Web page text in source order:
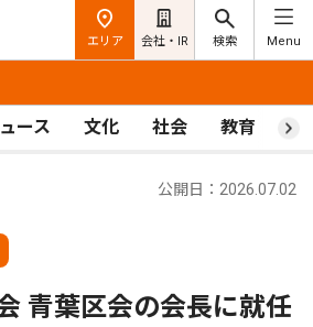
エリア 会社・IR 検索 Menu
ース 文化 社会 教育 ス
公開日：2026.07.02
青葉区会の会長に就任